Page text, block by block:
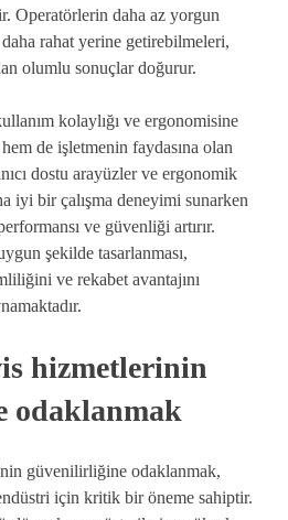
Operatörlerin daha az yorgun
rahat yerine getirebilmeleri,
olumlu sonuçlar doğurur.
kolaylığı ve ergonomisine
de işletmenin faydasına olan
dostu arayüzler ve ergonomik
iyi bir çalışma deneyimi sunarken
ve güvenliği artırır.
şekilde tasarlanması,
ve rekabet avantajını
hizmetlerinin
odaklanmak
güvenilirliğine odaklanmak,
için kritik bir öneme sahiptir.